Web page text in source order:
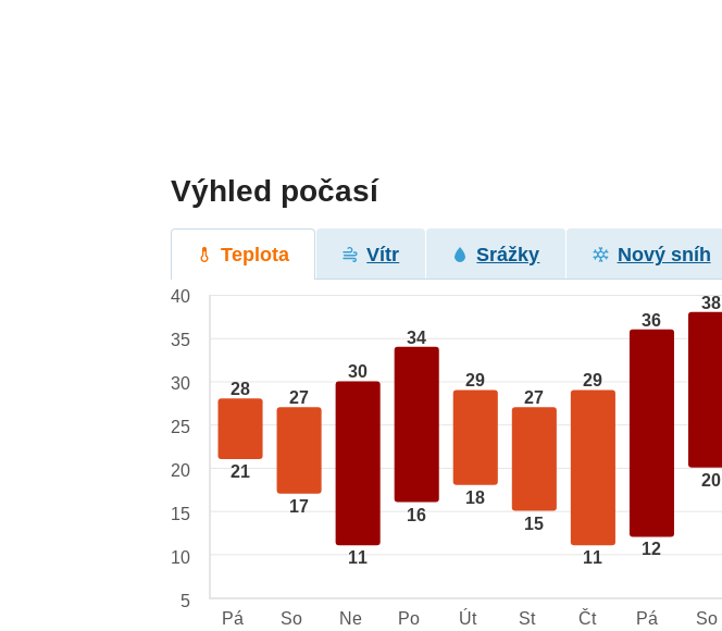
Výhled počasí
Teplota Vítr Srážky Nový sníh
28
21
27
17
30
11
34
16
29
18
27
15
29
11
36
12
38
20
40
35
30
25
20
15
10
5
Pá
So Ne Po Út St Čt Pá So